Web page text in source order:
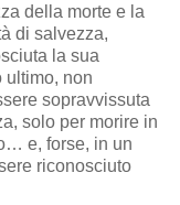
della morte e la
di salvezza,
la sua
ultimo, non
sopravvissuta
solo per morire in
e, forse, in un
riconosciuto